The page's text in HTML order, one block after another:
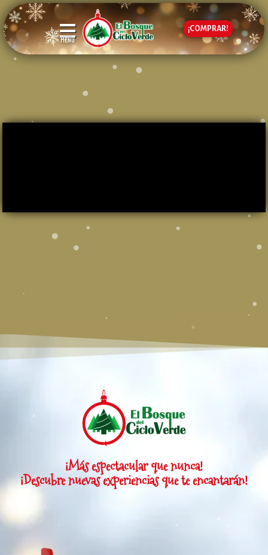
MENÚ
¡COMPRAR!
¡Más espectacular que nunca!
¡Descubre nuevas experiencias que te encantarán!